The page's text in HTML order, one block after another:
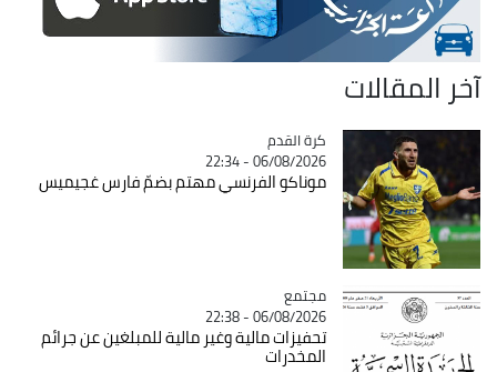
آخر المقالات
Catégorie
كرة القدم
06/08/2026 - 22:34
موناكو الفرنسي مهتم بضمّ فارس غجيميس
Catégorie
مجتمع
06/08/2026 - 22:38
تحفيزات مالية وغير مالية للمبلغين عن جرائم
المخدرات